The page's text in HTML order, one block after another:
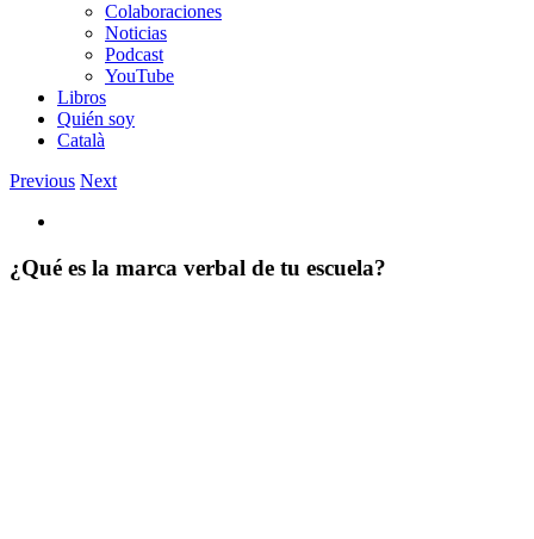
Colaboraciones
Noticias
Podcast
YouTube
Libros
Quién soy
Català
Previous Next
Image
¿Qué es la marca verbal de tu escuela?